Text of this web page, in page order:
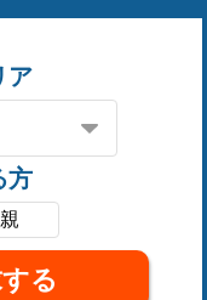
ア
方
親
る